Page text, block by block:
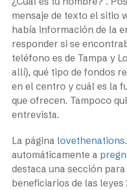
mensaje de texto el sitio
había información de la
responder si se
teléfono es de Tampa y
allí), qué tipo de fondos
en el centro y cuál es la
que ofrecen. Tampoco
entrevista.
La página
automáticamente a
destaca una sección
beneficiarios de las leyes